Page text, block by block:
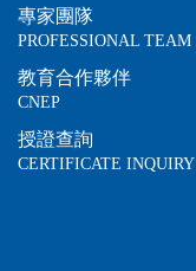
專家團隊
PROFESSIONAL TEAM
教育合作夥伴
CNEP
授證查詢
CERTIFICATE INQUIRY